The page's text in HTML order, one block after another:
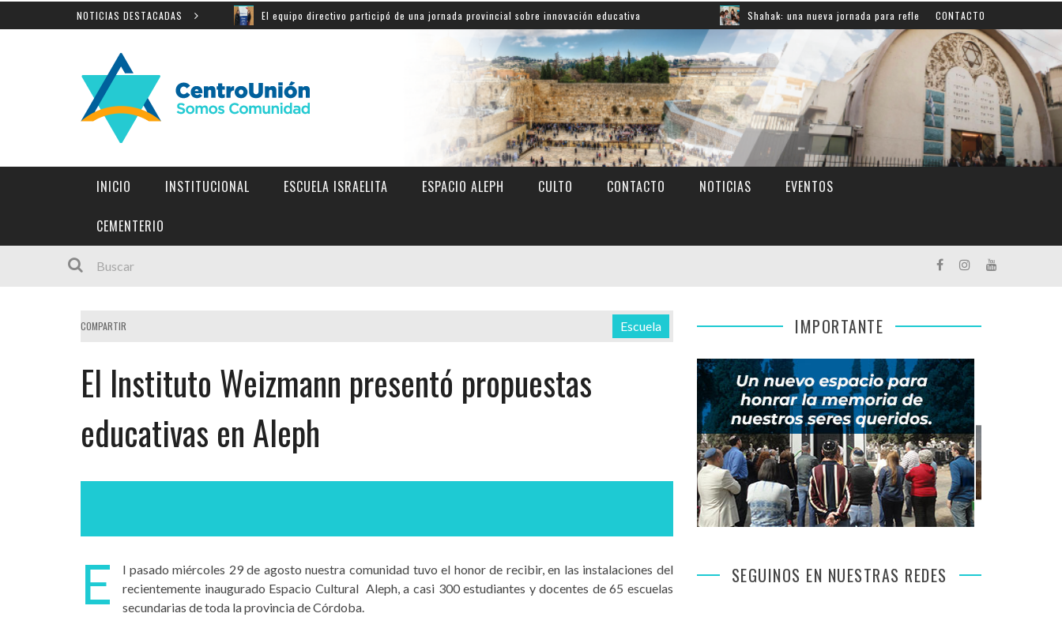
NOTICIAS DESTACADAS
en Yad Vashem El equipo directivo participó de una jornada provincial sobre innovación educativa Shahak: una nueva jornada para reflexionar sobre la responsabilidad y el
CONTACTO
INICIO INSTITUCIONAL ESCUELA ISRAELITA ESPACIO ALEPH CULTO CONTACTO NOTICIAS EVENTOS
CEMENTERIO
COMPARTIR Escuela
El Instituto Weizmann presentó propuestas
educativas en Aleph
E
l pasado miércoles 29 de agosto nuestra comunidad tuvo el honor de recibir, en las instalaciones del
recientemente inaugurado Espacio Cultural Aleph, a casi 300 estudiantes y docentes de 65 escuelas
secundarias de toda la provincia de Córdoba.
IMPORTANTE
SEGUINOS EN NUESTRAS REDES